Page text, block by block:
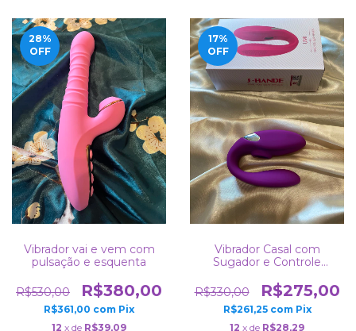
28%
OFF
Vibrador vai e vem com
pulsação e esquenta
R$530,00 R$380,00
R$361,00 com Pix
12 x de R$39,09
17%
OFF
Vibrador Casal com
Sugador e Controle
100% A Prova de Água
R$330,00 R$275,00
R$261,25 com Pix
12 x de R$28,29